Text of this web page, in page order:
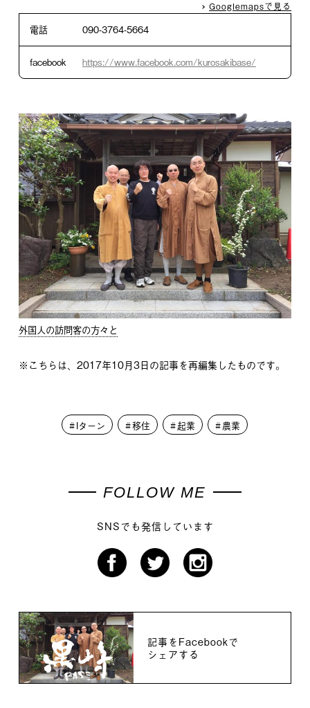
Googlemapsで見る
電話 090-3764-5664
facebook https://www.facebook.com/kurosakibase/
外国人の訪問客の方々と
※こちらは、2017年10月3日の記事を再編集したものです。
Iターン 移住 起業 農業
FOLLOW ME
SNSでも発信しています
記事をFacebookで
シェアする